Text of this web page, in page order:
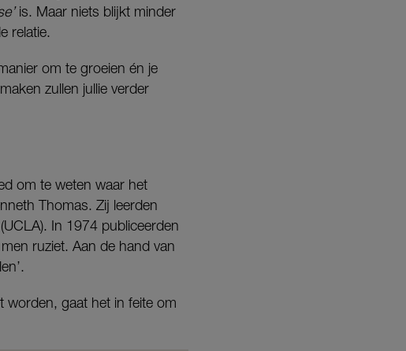
is. Maar niets blijkt minder
relatie.
om te groeien én je
zullen jullie verder
om te weten waar het
Thomas. Zij leerden
In 1974 publiceerden
ruziet. Aan de hand van
worden, gaat het in feite om